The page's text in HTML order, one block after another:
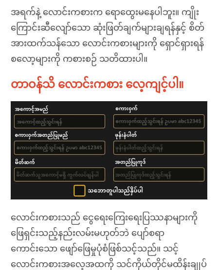
အရက်နဲ့ လောင်းကစားက ရောထွေးမနေပါဘူး။ ကျိုး
ကြောင်းဆီလျော်သော ဆုံးဖြတ်ချက်များချရန်နှင့် စိတ်
အားထက်သန်သော လောင်းကစားများကို ရှောင်ရှားရန်
စလော့များကို ကစားစဉ် သတိထားပါ။
တာဝန်သိ လောင်းကစား လေ့ကျင့်ပါ။
လောင်းကစားသည် ငွေရေးကြေးရေးပြဿနာများကို
ဖြေရှင်းသည့်နည်းလမ်းမဟုတ်ဘဲ ပျော်စရာ
ကောင်းသော ဖျော်ဖြေမှုပုံစံဖြစ်သင့်သည်။ သင့်
လောင်းကစားအလေ့အထကို သင်ကိုယ်တိုင်မထိန်းချုပ်